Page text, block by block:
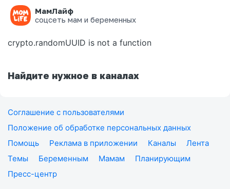
МамЛайф
соцсеть мам и беременных
Ошибка на странице
crypto.randomUUID is not a function
Найдите нужное в каналах
Соглашение с пользователями
Положение об обработке персональных данных
Помощь
Реклама в приложении Каналы
Лента
Темы
Беременным Мамам
Планирующим
Пресс-центр